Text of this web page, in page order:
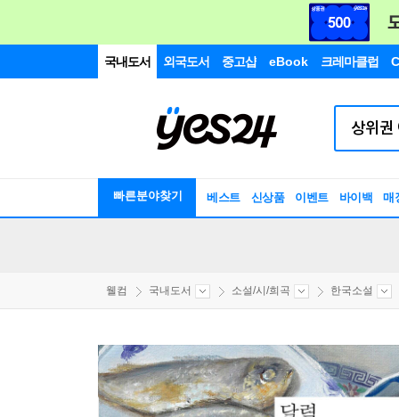
국내도서 외국도서 중고샵 eBook 크레마클럽
빠른분야찾기 베스트 신상품 이벤트 바이백 매
웰컴 국내도서 소설/시/희곡 한국소설